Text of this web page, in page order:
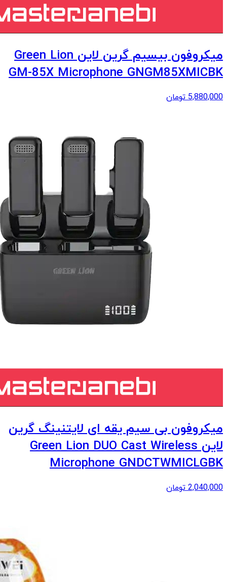
میکروفون بیسیم گرین لاین Green Lion
GM-85X Microphone GNGM85XMICBK
5,880,000 تومان
میکروفون بی سیم یقه ای لایتنینگ گرین
لاین Green Lion DUO Cast Wireless
Microphone GNDCTWMICLGBK
2,040,000 تومان